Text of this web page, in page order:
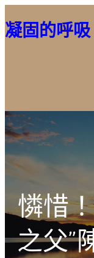
至
容
凝固的呼吸
憐惜
之父”